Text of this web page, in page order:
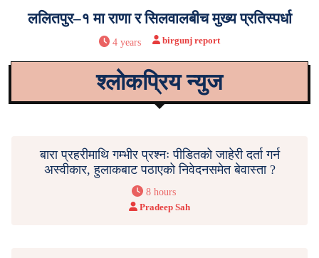
ललितपुर–१ मा राणा र सिलवालबीच मुख्य प्रतिस्पर्धा
4 years birgunj report
श्लोकप्रिय न्युज
बारा प्रहरीमाथि गम्भीर प्रश्नः पीडितको जाहेरी दर्ता गर्न
अस्वीकार, हुलाकबाट पठाएको निवेदनसमेत बेवास्ता ?
8 hours
Pradeep Sah